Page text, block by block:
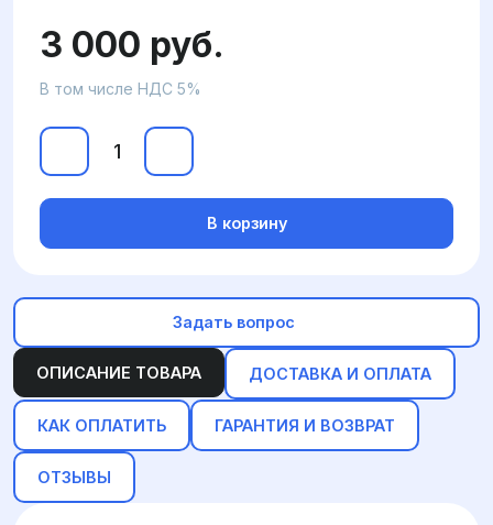
ОПИСАНИЕ ТОВАРА ДОСТАВКА И ОПЛАТА
КАК ОПЛАТИТЬ ГАРАНТИЯ И ВОЗВРАТ
ОТЗЫВЫ
3 000 руб.
В том числе НДС 5%
В корзину
Задать вопрос